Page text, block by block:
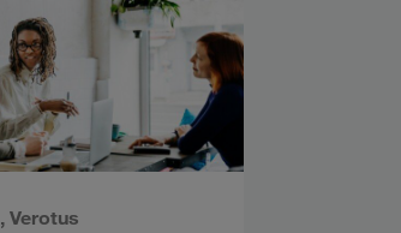
, Verotus